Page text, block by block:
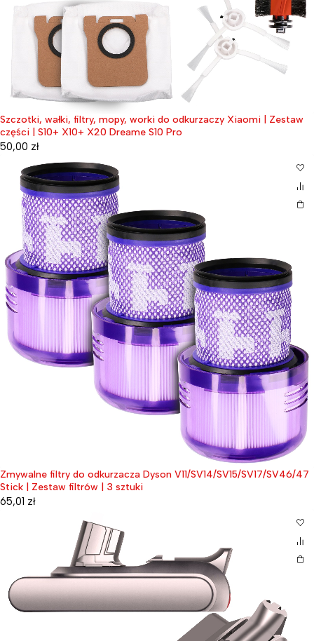
Szczotki, wałki, filtry, mopy, worki do odkurzaczy Xiaomi | Zestaw
części | S10+ X10+ X20 Dreame S10 Pro
50,00 zł
Zmywalne filtry do odkurzacza Dyson V11/SV14/SV15/SV17/SV46/47
Stick | Zestaw filtrów | 3 sztuki
65,01 zł